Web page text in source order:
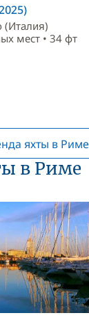
(Италия)
мест • 34 фт
яхты в Риме
в Риме